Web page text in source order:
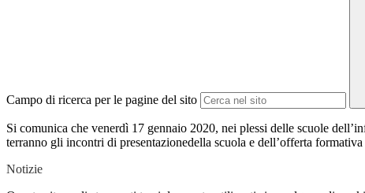
Campo di ricerca per le pagine del sito
Si comunica che venerdì 17 gennaio 2020, nei plessi delle scuole
terranno gli incontri di presentazionedella scuola e dell’offerta
Notizie